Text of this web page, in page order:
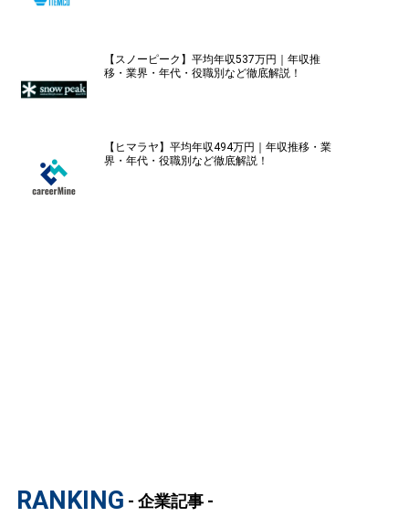
【スノーピーク】平均年収537万円｜年収推
移・業界・年代・役職別など徹底解説！
【ヒマラヤ】平均年収494万円｜年収推移・業
界・年代・役職別など徹底解説！
RANKING - 企業記事 -